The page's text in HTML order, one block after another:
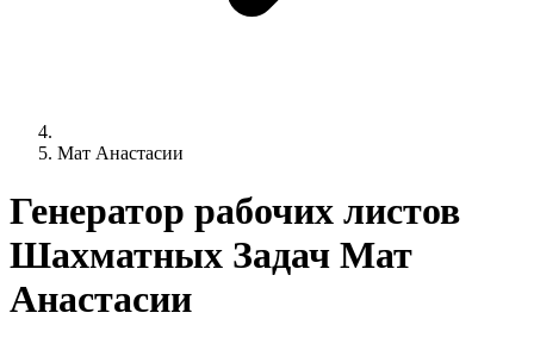
Мат Анастасии
Генератор рабочих листов
Шахматных Задач Мат
Анастасии